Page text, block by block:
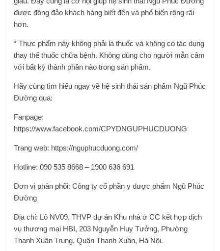
được đông đảo khách hàng biết đến và phổ biến rộng rãi
hơn.
* Thực phẩm này không phải là thuốc và không có tác dụng
thay thế thuốc chữa bệnh. Không dùng cho người mẫn cảm
với bất kỳ thành phần nào trong sản phẩm.
Hãy cùng tìm hiểu ngay về hệ sinh thái sản phẩm Ngũ Phúc
Đường qua:
Fanpage:
https://www.facebook.com/CPYDNGUPHUCDUONG
Trang web: https://nguphucduong.com/
Hotline: 090 535 8668 – 1900 636 691
Đơn vị phân phối: Công ty cổ phần y dược phẩm Ngũ Phúc
Đường
Địa chỉ: Lô NV09, THVP dự án Khu nhà ở CC kết hợp dịch
vụ thương mại HBI, 203 Nguyễn Huy Tưởng, Phường
Thanh Xuân Trung, Quận Thanh Xuân, Hà Nội.